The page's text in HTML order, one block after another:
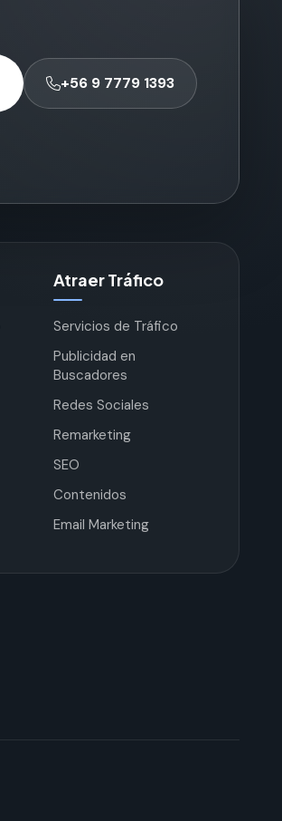
+56 9 7779 1393
Atraer Tráfico
Servicios de Tráfico
Publicidad en
Buscadores
Redes Sociales
Remarketing
SEO
Contenidos
Email Marketing